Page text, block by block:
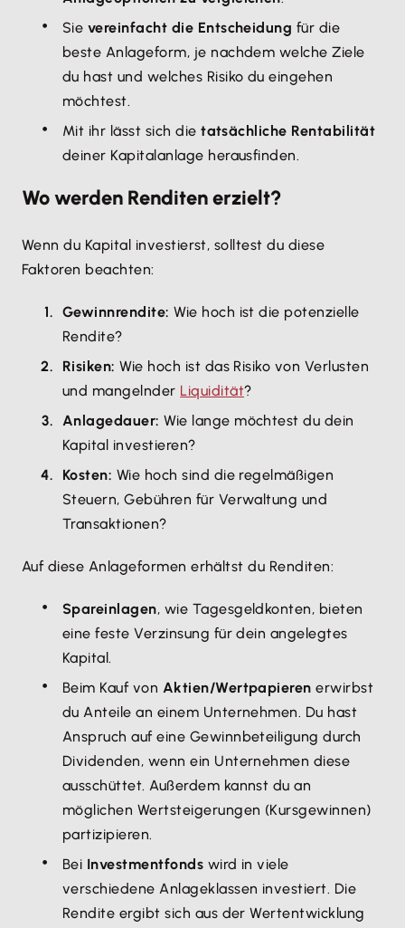
Sie vereinfacht die Entscheidung für die
beste Anlageform, je nachdem welche Ziele
du hast und welches Risiko du eingehen
möchtest.
Mit ihr lässt sich dietatsächliche Rentabilität
deiner Kapitalanlage herausfinden.
Wo werden Renditen erzielt?
Wenn du Kapital investierst, solltest du diese
Faktoren beachten:
Gewinnrendite: Wie hoch ist die potenzielle
Rendite?
Risiken: Wie hoch ist das Risiko von Verlusten
und mangelnder Liquidität?
Anlagedauer: Wie lange möchtest du dein
Kapital investieren?
Kosten: Wie hoch sind die regelmäßigen
Steuern, Gebühren für Verwaltung und
Transaktionen?
Auf diese Anlageformen erhältst du Renditen:
Spareinlagen, wie Tagesgeldkonten, bieten
eine feste Verzinsung für dein angelegtes
Kapital.
Beim Kauf von Aktien/Wertpapieren erwirbst
du Anteile an einem Unternehmen. Du hast
Anspruch auf eine Gewinnbeteiligung durch
Dividenden, wenn ein Unternehmen diese
ausschüttet. Außerdem kannst du an
möglichen Wertsteigerungen (Kursgewinnen)
partizipieren.
Bei Investmentfonds wird in viele
verschiedene Anlageklassen investiert. Die
Rendite ergibt sich aus der Wertentwicklung